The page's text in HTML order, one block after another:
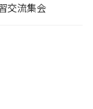
交流集会